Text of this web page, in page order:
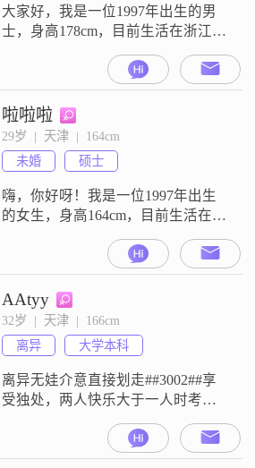
##3002##我对
大家好，我是一位1997年出生的男
士，身高178cm，目前生活在浙江台
州##3002##我在一家不错的公司工
作，每个月的收入大概在8001到
12000元之间##3002##我拥有大专学
历，虽然不是特别高，但我觉得学
历并不是衡量一个人的全部标准
##3002##我性格稳重可靠，做事总
是深思熟虑，不会轻易冲动
##3002##
啦啦啦
29岁  |  天津  |  164cm
未婚
硕士
嗨，你好呀！我是一位1997年出生
的女生，身高164cm，目前生活在美
位，现在的工作收入稳定在5001到
8000元之间##3002##我性格乐观积
极，总是希望能给周围的人带来快
乐和正能量##3002##生活中，我特
别喜欢小动物，有宠物的陪伴让我
感到无比温馨##3002##我认为一段
好
AAtyy
32岁  |  天津  |  166cm
离异
大学本科
离异无娃介意直接划走##3002##享
受独处，两人快乐大于一人时考虑
础，孝顺但不妈宝##3001##善于沟
通，会换位思考，待人真诚，温柔